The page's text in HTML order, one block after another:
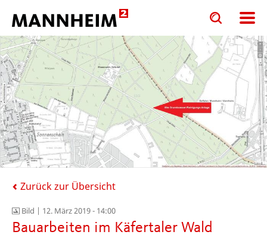
Toggle
search
input
form
Toggle
search
input
Zurück zur Übersicht
Bild | 12. März 2019 - 14:00
Bauarbeiten im Käfertaler Wald